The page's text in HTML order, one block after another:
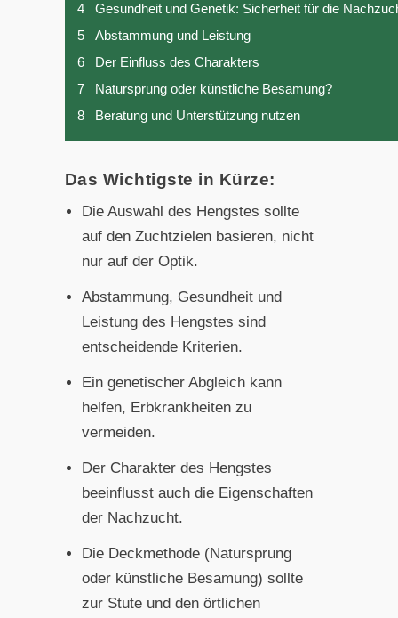
4
Gesundheit und Genetik: Sicherheit für die
5
Abstammung und Leistung
6
Der Einfluss des Charakters
7
Natursprung oder künstliche Besamung?
8
Beratung und Unterstützung nutzen
Das Wichtigste in Kürze:
Die Auswahl des Hengstes sollte
auf den Zuchtzielen basieren, nicht
nur auf der Optik.
Abstammung, Gesundheit und
Leistung des Hengstes sind
entscheidende Kriterien.
Ein genetischer Abgleich kann
helfen, Erbkrankheiten zu
vermeiden.
Der Charakter des Hengstes
beeinflusst auch die Eigenschaften
der Nachzucht.
Die Deckmethode (Natursprung
oder künstliche Besamung) sollte
zur Stute und den örtlichen